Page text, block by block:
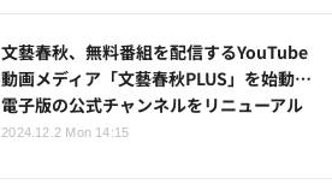
文藝春秋、無料番組を配信するYouTube
動画メディア「文藝春秋PLUS」を始動…
電子版の公式チャンネルをリニューアル
2024.12.2 Mon 14:15